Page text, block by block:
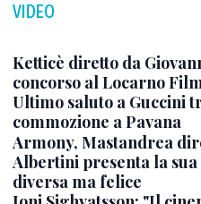
VIDEO
Ketticè diretto da
concorso al Locarno
Ultimo saluto a Guccini
commozione a Pavana
Armony, Mastandrea
Albertini presenta la
diversa ma felice